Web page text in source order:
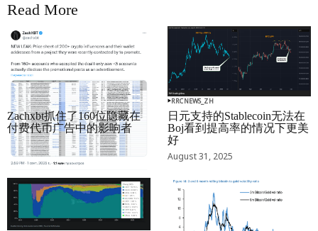
Read More
RRCNEWS_ZH
Zachxbt抓住了160位隐藏在
付费代币广告中的影响者
September 01, 2025
RRCNEWS_ZH
日元支持的Stablecoin无法在
Boj看到提高率的情况下更美
好
August 31, 2025